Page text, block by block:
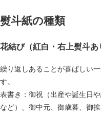
熨斗紙の種類
花結び（紅白・右上熨斗あ
繰り返しあることが喜ばしい
す。
表書き：御祝（出産や誕生日
など）、御中元、御歳暮、御